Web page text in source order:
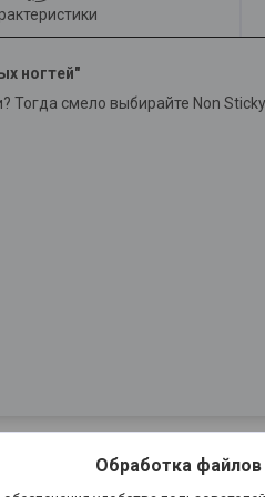
ногтей"
Тогда смело выбирайте Non
Обработка